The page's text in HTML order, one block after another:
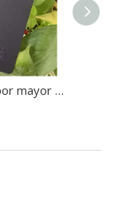
Venta al por mayor de grano de arena negro de pintura en polvo resistente al calor de alta temperatura para exteriores 650º C